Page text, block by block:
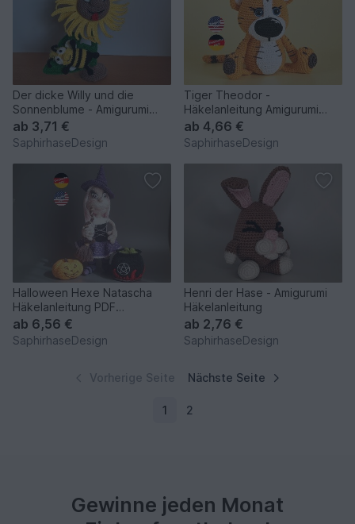
Der dicke Willy und die
Sonnenblume - Amigurumi
Häkelanleitung
ab 3,71 €
SaphirhaseDesign
Tiger Theodor -
Häkelanleitung Amigurumi
Tiger PDF
ab 4,66 €
SaphirhaseDesign
Halloween Hexe Natascha
Häkelanleitung PDF
Amigurumi Herbst
ab 6,56 €
SaphirhaseDesign
Henri der Hase - Amigurumi
Häkelanleitung
ab 2,76 €
SaphirhaseDesign
Vorherige Seite Nächste Seite
1 2
Gewinne jeden Monat